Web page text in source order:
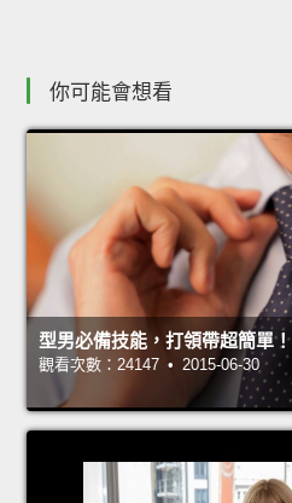
你可能會想看
型男必備技能，打領帶超簡單！
觀看次數：24147 • 2015-06-30